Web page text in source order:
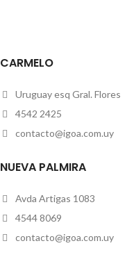
CARMELO
Uruguay esq Gral. Flores
4542 2425
contacto@igoa.com.uy
NUEVA PALMIRA
Avda Artigas 1083
4544 8069
contacto@igoa.com.uy